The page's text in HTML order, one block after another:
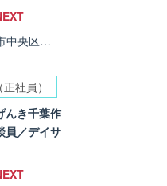
中央区…
社員）
んき千葉作
員／デイサ